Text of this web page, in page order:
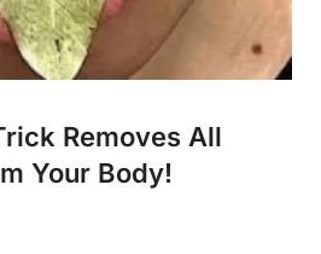
Removes All
Your Body!